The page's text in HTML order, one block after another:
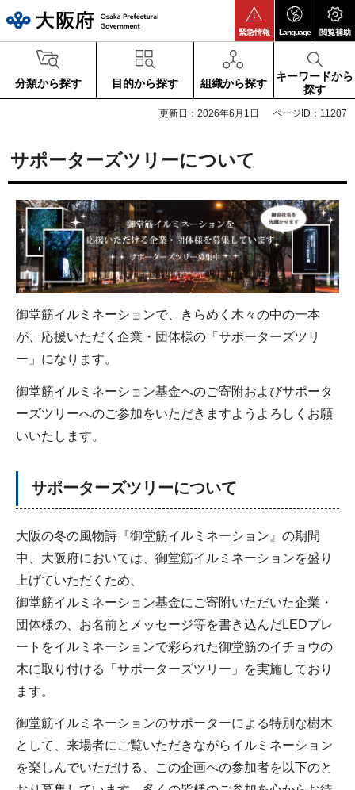
緊急情報 Language 閲覧補助
分類から探す 目的から探す 組織から探す
キーワードから
探す
更新日：2026年6月1日 ページID：11207
サポーターズツリーについて
御堂筋イルミネーションで、きらめく木々の中の一本
が、応援いただく企業・団体様の「サポーターズツリ
ー」になります。
御堂筋イルミネーション基金へのご寄附およびサポータ
ーズツリーへのご参加をいただきますようよろしくお願
いいたします。
サポーターズツリーについて
大阪の冬の風物詩『御堂筋イルミネーション』の期間
中、大阪府においては、御堂筋イルミネーションを盛り
上げていただくため、
御堂筋イルミネーション基金にご寄附いただいた企業・
団体様の、お名前とメッセージ等を書き込んだLEDプレ
ートをイルミネーションで彩られた御堂筋のイチョウの
木に取り付ける「サポーターズツリー」を実施しており
ます。
御堂筋イルミネーションのサポーターによる特別な樹木
として、来場者にご覧いただきながらイルミネーション
を楽しんでいただける、この企画への参加者を以下のと